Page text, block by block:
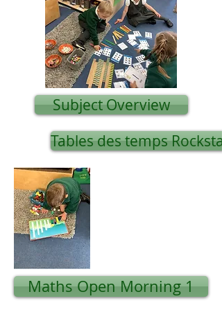
Subject Overview
Tables des temps
Maths Open Morning 1